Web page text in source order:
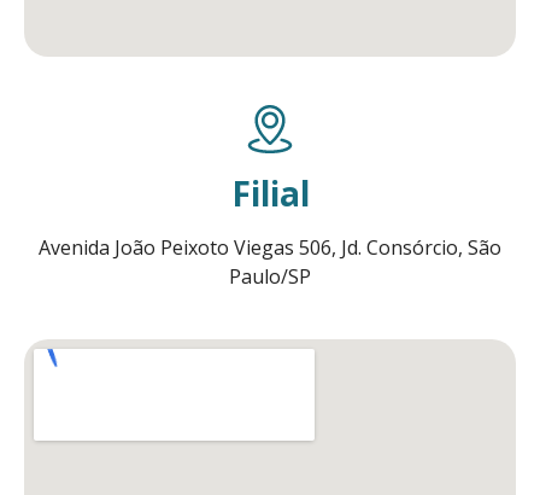
Filial
Avenida João Peixoto Viegas 506, Jd. Consórcio, São
Paulo/SP